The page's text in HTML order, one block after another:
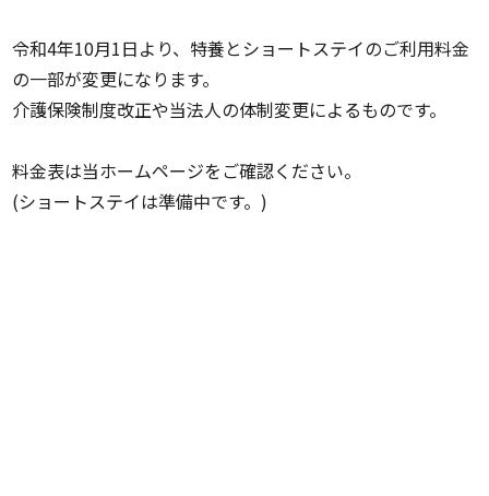
令和4年10月1日より、特養とショートステイのご利用料金
の一部が変更になります。
介護保険制度改正や当法人の体制変更によるものです。
料金表は当ホームページをご確認ください。
(ショートステイは準備中です。)